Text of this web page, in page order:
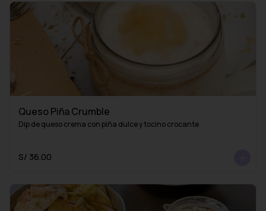
Queso Piña Crumble
Dip de queso crema con piña dulce y tocino crocante
S/ 36.00